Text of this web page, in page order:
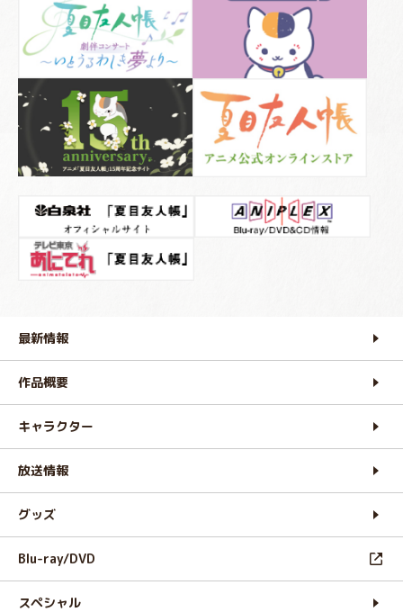
最新情報
作品概要
キャラクター
放送情報
グッズ
Blu-ray/DVD
スペシャル